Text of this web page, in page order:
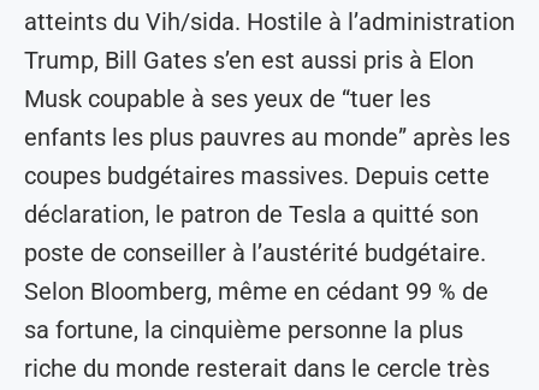
atteints du Vih/sida. Hostile à l’administration
Trump, Bill Gates s’en est aussi pris à Elon
Musk coupable à ses yeux de “tuer les
enfants les plus pauvres au monde” après les
coupes budgétaires massives. Depuis cette
déclaration, le patron de Tesla a quitté son
poste de conseiller à l’austérité budgétaire.
Selon Bloomberg, même en cédant 99 % de
sa fortune, la cinquième personne la plus
riche du monde resterait dans le cercle très